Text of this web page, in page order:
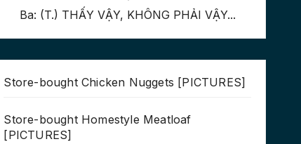
Ba: (T.) THẤY VẬY, KHÔNG PHẢI VẬY...
Store-bought Chicken Nuggets [PICTURES]
Store-bought Homestyle Meatloaf
[PICTURES]